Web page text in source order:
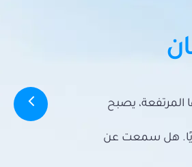
المرتفعة، يصبح
هل سمعت عن